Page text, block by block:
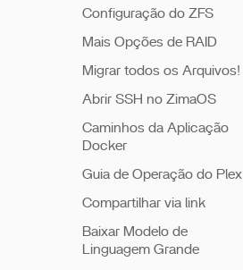
Configuração do ZFS
Mais Opções de RAID
Migrar todos os Arquivos!
Abrir SSH no ZimaOS
Caminhos da Aplicação
Docker
Guia de Operação do Plex
Compartilhar via link
Baixar Modelo de
Linguagem Grande